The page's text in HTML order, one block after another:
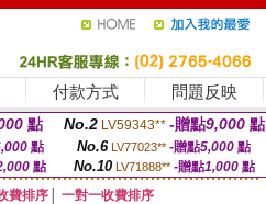
付款方式 問題反映
點 No.2 LV59343** -贈點9,000 點
點 No.6 LV77023** -贈點5,000點
點 No.10 LV71888** -贈點1,000 點
費排序
一對一收費排序